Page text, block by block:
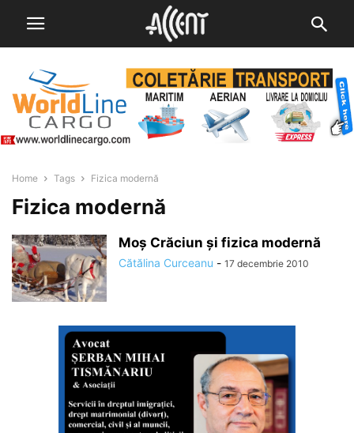
Home Tags Fizica modernă
Fizica modernă
Moș Crăciun și fizica modernă
Cătălina Curceanu - 17 decembrie 2010